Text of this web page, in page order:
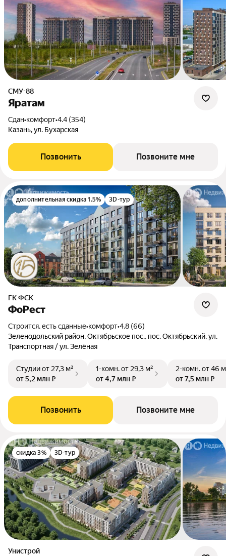
СМУ-88
Яратам
Сдан•комфорт•4.4 (354)
Казань, ул. Бухарская
Позвонить Позвоните мне
дополнительная скидка 1.5% 3D-тур
ГК ФСК
ФоРест
Строится, есть сданные•комфорт•4.8 (66)
Зеленодольский район, Октябрьское пос., пос. Октябрьский, ул.
Транспортная / ул. Зелёная
Студииот 27,3 м²
от 5,2 млн ₽
1-комн.от 29,3 м²
от 4,7 млн ₽
2-комн.от 46
от 7,5 млн ₽
Позвонить Позвоните мне
скидка 3% 3D-тур
Унистрой